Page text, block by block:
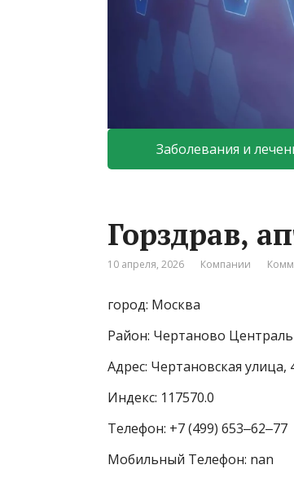
Заболевания и
Горздрав,
10 апреля, 2026 Компании
город: Москва
Район: Чертаново
Адрес: Чертановская улица,
Индекс: 117570.0
Телефон: +7 (499) 653‒62‒77
Мобильный Телефон: nan